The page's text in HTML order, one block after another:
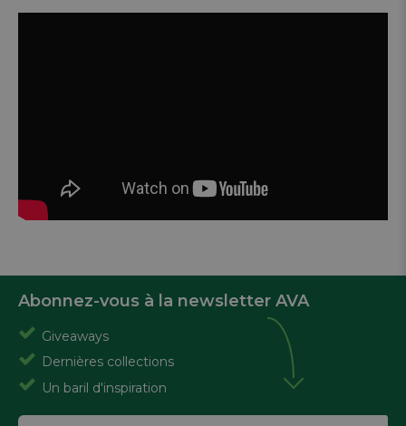
Abonnez-vous à la newsletter AVA
Giveaways
Dernières collections
Un baril d'inspiration